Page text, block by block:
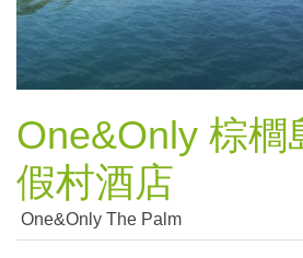
One&Only 棕櫚
假村酒店
One&Only The Palm